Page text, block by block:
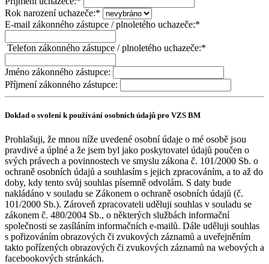
Rok narození uchazeče:*
E-mail zákonného zástupce / plnoletého uchazeče:*
Telefon zákonného zástupce / plnoletého uchazeče:*
Jméno zákonného zástupce:
Příjmení zákonného zástupce:
Doklad o svolení k používání osobních údajů pro VZS BM
Prohlašuji, že mnou níže uvedené osobní údaje o mé osobě jsou
pravdivé a úplné a že jsem byl jako poskytovatel údajů poučen o
svých právech a povinnostech ve smyslu zákona č. 101/2000 Sb. o
ochraně osobních údajů a souhlasím s jejich zpracováním, a to až do
doby, kdy tento svůj souhlas písemně odvolám. S daty bude
nakládáno v souladu se Zákonem o ochraně osobních údajů (č.
101/2000 Sb.). Zároveň zpracovateli uděluji souhlas v souladu se
zákonem č. 480/2004 Sb., o některých službách informační
společnosti se zasíláním informačních e-mailů. Dále uděluji souhlas
s pořizováním obrazových či zvukových záznamů a uveřejněním
takto pořízených obrazových či zvukových záznamů na webových a
facebookových stránkách.